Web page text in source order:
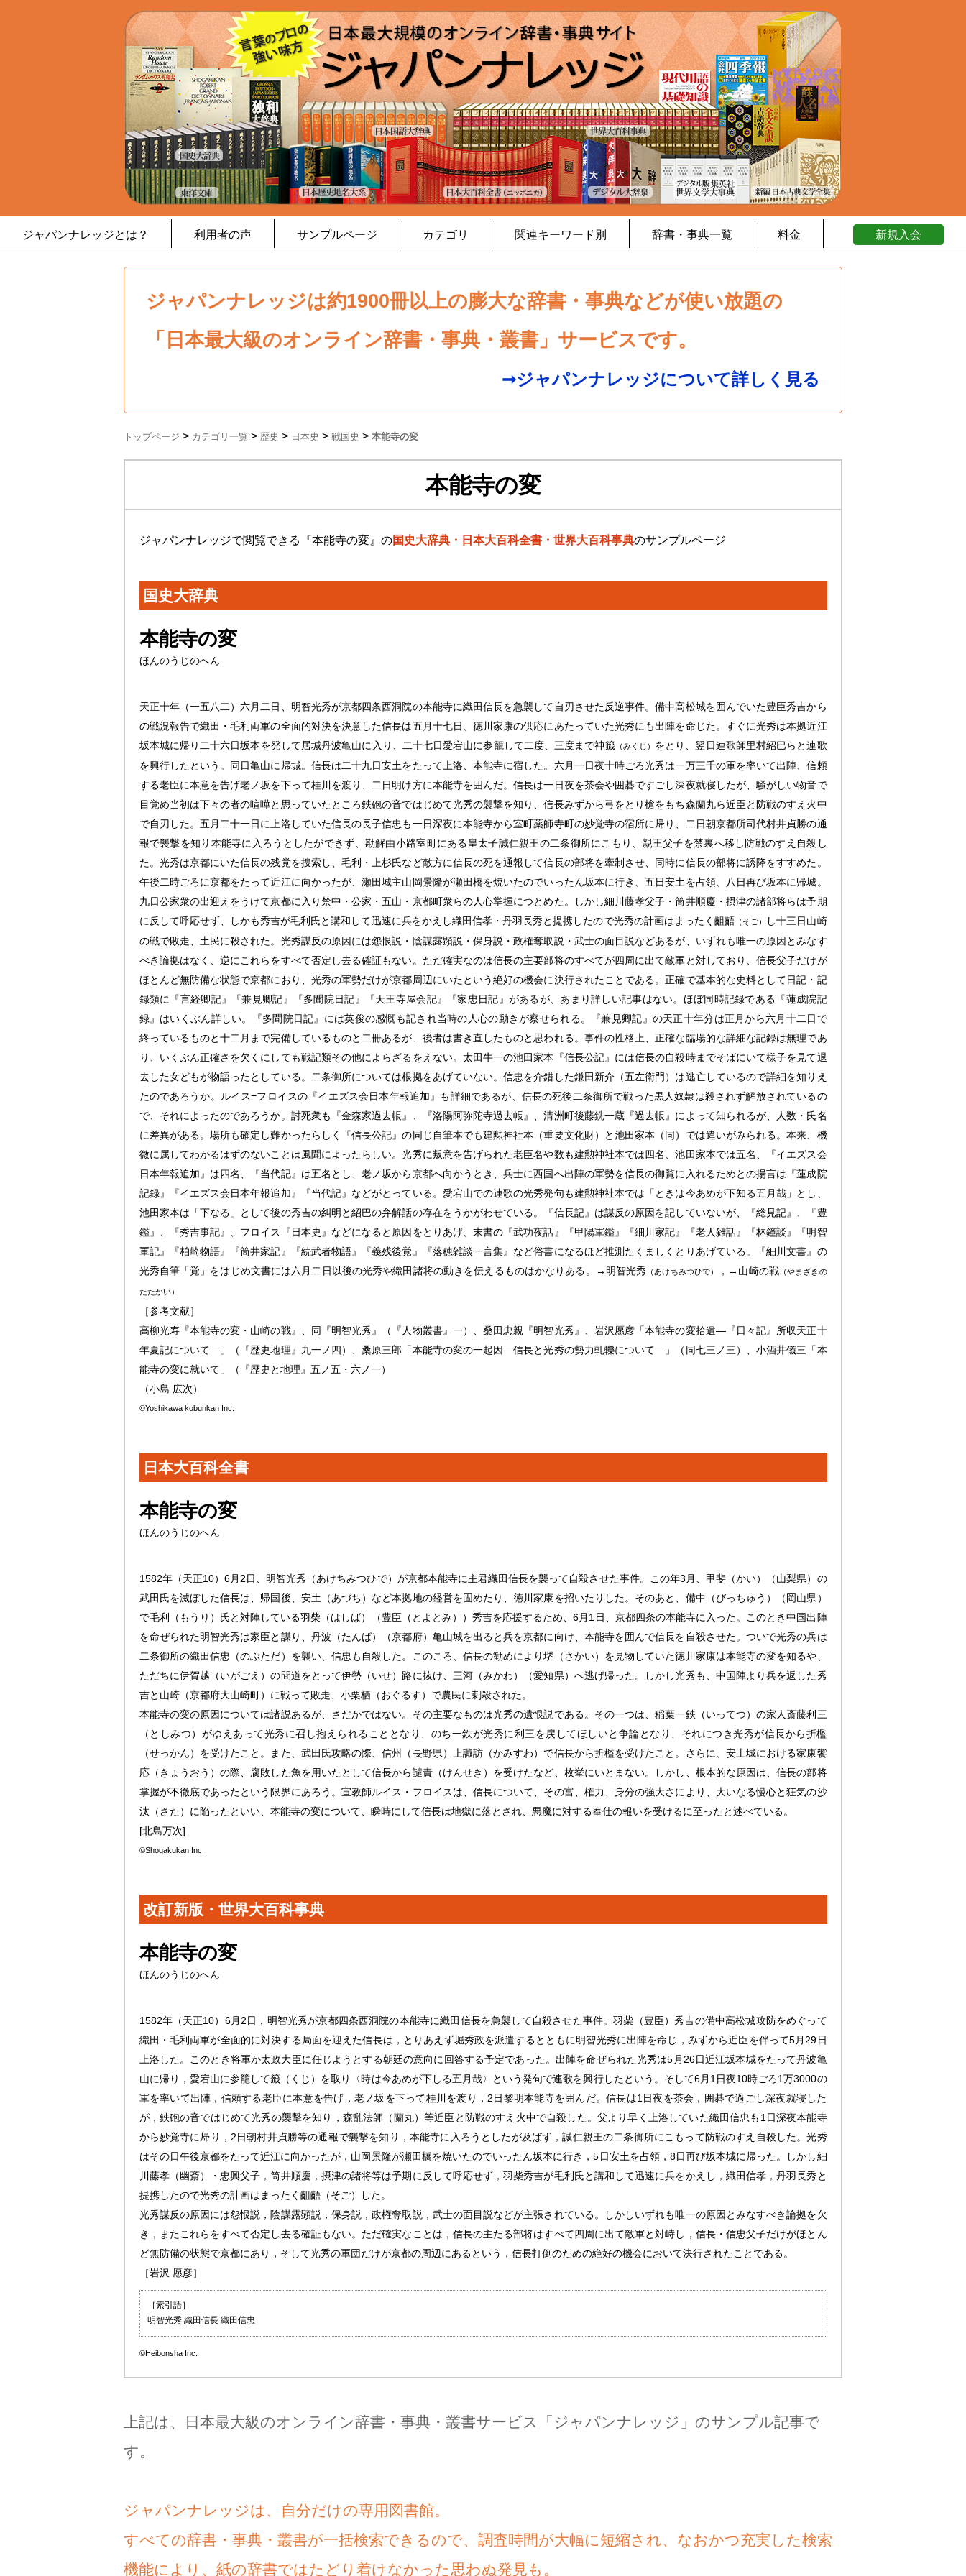
ジャパンナレッジとは？ 利用者の声 サンプルページ カテゴリ 関連キーワード別 辞書・事典一覧 料金 新規入会
ジャパンナレッジは約1900冊以上の膨大な辞書・事典などが使い放題の
「日本最大級のオンライン辞書・事典・叢書」サービスです。
➞ジャパンナレッジについて詳しく見る
トップページ > カテゴリ一覧 > 歴史 > 日本史 > 戦国史 > 本能寺の変
本能寺の変
ジャパンナレッジで閲覧できる『本能寺の変』の国史大辞典・日本大百科全書・世界大百科事典のサンプルページ
国史大辞典
本能寺の変
ほんのうじのへん
天正十年（一五八二）六月二日、明智光秀が京都四条西洞院の本能寺に織田信長を急襲して自刃させた反逆事件。備中高松城を囲んでいた豊臣秀吉から
の戦況報告で織田・毛利両軍の全面的対決を決意した信長は五月十七日、徳川家康の供応にあたっていた光秀にも出陣を命じた。すぐに光秀は本拠近江
坂本城に帰り二十六日坂本を発して居城丹波亀山に入り、二十七日愛宕山に参籠して二度、三度まで神籤（みくじ） をとり、翌日連歌師里村紹巴らと連歌
を興行したという。同日亀山に帰城。信長は二十九日安土をたって上洛、本能寺に宿した。六月一日夜十時ごろ光秀は一万三千の軍を率いて出陣、信頼
する老臣に本意を告げ老ノ坂を下って桂川を渡り、二日明け方に本能寺を囲んだ。信長は一日夜を茶会や囲碁ですごし深夜就寝したが、騒がしい物音で
目覚め当初は下々の者の喧嘩と思っていたところ鉄砲の音ではじめて光秀の襲撃を知り、信長みずから弓をとり槍をもち森蘭丸ら近臣と防戦のすえ火中
で自刃した。五月二十一日に上洛していた信長の長子信忠も一日深夜に本能寺から室町薬師寺町の妙覚寺の宿所に帰り、二日朝京都所司代村井貞勝の通
報で襲撃を知り本能寺に入ろうとしたができず、勘解由小路室町にある皇太子誠仁親王の二条御所にこもり、親王父子を禁裏へ移し防戦のすえ自殺し
た。光秀は京都にいた信長の残党を捜索し、毛利・上杉氏など敵方に信長の死を通報して信長の部将を牽制させ、同時に信長の部将に誘降をすすめた。
午後二時ごろに京都をたって近江に向かったが、瀬田城主山岡景隆が瀬田橋を焼いたのでいったん坂本に行き、五日安土を占領、八日再び坂本に帰城。
九日公家衆の出迎えをうけて京都に入り禁中・公家・五山・京都町衆らの人心掌握につとめた。しかし細川藤孝父子・筒井順慶・摂津の諸部将らは予期
に反して呼応せず、しかも秀吉が毛利氏と講和して迅速に兵をかえし織田信孝・丹羽長秀と提携したので光秀の計画はまったく齟齬 （そご）
し十三日山崎
の戦で敗走、土民に殺された。光秀謀反の原因には怨恨説・陰謀露顕説・保身説・政権奪取説・武士の面目説などあるが、いずれも唯一の原因とみなす
べき論拠はなく、逆にこれらをすべて否定し去る確証もない。ただ確実なのは信長の主要部将のすべてが四周に出て敵軍と対しており、信長父子だけが
ほとんど無防備な状態で京都におり、光秀の軍勢だけが京都周辺にいたという絶好の機会に決行されたことである。正確で基本的な史料として日記・記
録類に『言経卿記』『兼見卿記』『多聞院日記』『天王寺屋会記』『家忠日記』があるが、あまり詳しい記事はない。ほぼ同時記録である『蓮成院記
録』はいくぶん詳しい。『多聞院日記』には英俊の感慨も記され当時の人心の動きが察せられる。『兼見卿記』の天正十年分は正月から六月十二日で
終っているものと十二月まで完備しているものと二冊あるが、後者は書き直したものと思われる。事件の性格上、正確な臨場的な詳細な記録は無理であ
り、いくぶん正確さを欠くにしても戦記類その他によらざるをえない。太田牛一の池田家本『信長公記』には信長の自殺時までそばにいて様子を見て退
去した女どもが物語ったとしている。二条御所については根拠をあげていない。信忠を介錯した鎌田新介（五左衛門）は逃亡しているので詳細を知りえ
たのであろうか。ルイス=フロイスの『イエズス会日本年報追加』も詳細であるが、信長の死後二条御所で戦った黒人奴隷は殺されず解放されているの
で、それによったのであろうか。討死衆も『金森家過去帳』、『洛陽阿弥陀寺過去帳』、清洲町後藤銑一蔵『過去帳』によって知られるが、人数・氏名
に差異がある。場所も確定し難かったらしく『信長公記』の同じ自筆本でも建勲神社本（重要文化財）と池田家本（同）では違いがみられる。本来、機
微に属してわかるはずのないことは風聞によったらしい。光秀に叛意を告げられた老臣名や数も建勲神社本では四名、池田家本では五名、『イエズス会
日本年報追加』は四名、『当代記』は五名とし、老ノ坂から京都へ向かうとき、兵士に西国へ出陣の軍勢を信長の御覧に入れるためとの揚言は『蓮成院
記録』『イエズス会日本年報追加』『当代記』などがとっている。愛宕山での連歌の光秀発句も建勲神社本では「ときは今あめが下知る五月哉」とし、
池田家本は「下なる」として後の秀吉の糾明と紹巴の弁解話の存在をうかがわせている。『信長記』は謀反の原因を記していないが、『総見記』、『豊
鑑』、『秀吉事記』、フロイス『日本史』などになると原因をとりあげ、末書の『武功夜話』『甲陽軍鑑』『細川家記』『老人雑話』『林鐘談』『明智
軍記』『柏崎物語』『筒井家記』『続武者物語』『義残後覚』『落穂雑談一言集』など俗書になるほど推測たくましくとりあげている。『細川文書』の
光秀自筆「覚」をはじめ文書には六月二日以後の光秀や織田諸将の動きを伝えるものはかなりある。→明智光秀
（あけちみつひで） ，→山崎の戦（やまざきの
たたかい）
［参考文献］
高柳光寿『本能寺の変・山崎の戦』、同『明智光秀』（『人物叢書』一）、桑田忠親『明智光秀』、岩沢愿彦「本能寺の変拾遺―『日々記』所収天正十
年夏記について―」（『歴史地理』九一ノ四）、桑原三郎「本能寺の変の一起因―信長と光秀の勢力軋轢について―」（同七三ノ三）、小酒井儀三「本
能寺の変に就いて」（『歴史と地理』五ノ五・六ノ一）
（小島 広次）
©Yoshikawa kobunkan Inc.
日本大百科全書
本能寺の変
ほんのうじのへん
1582年（天正10）6月2日、明智光秀（あけちみつひで）が京都本能寺に主君織田信長を襲って自殺させた事件。この年3月、甲斐（かい）（山梨県）の
武田氏を滅ぼした信長は、帰国後、安土（あづち）など本拠地の経営を固めたり、徳川家康を招いたりした。そのあと、備中（びっちゅう）（岡山県）
で毛利（もうり）氏と対陣している羽柴（はしば）（豊臣（とよとみ））秀吉を応援するため、6月1日、京都四条の本能寺に入った。このとき中国出陣
を命ぜられた明智光秀は家臣と謀り、丹波（たんば）（京都府）亀山城を出ると兵を京都に向け、本能寺を囲んで信長を自殺させた。ついで光秀の兵は
二条御所の織田信忠（のぶただ）を襲い、信忠も自殺した。このころ、信長の勧めにより堺（さかい）を見物していた徳川家康は本能寺の変を知るや、
ただちに伊賀越（いがごえ）の間道をとって伊勢（いせ）路に抜け、三河（みかわ）（愛知県）へ逃げ帰った。しかし光秀も、中国陣より兵を返した秀
吉と山崎（京都府大山崎町）に戦って敗走、小栗栖（おぐるす）で農民に刺殺された。
本能寺の変の原因については諸説あるが、さだかではない。その主要なものは光秀の遺恨説である。その一つは、稲葉一鉄（いってつ）の家人斎藤利三
（としみつ）がゆえあって光秀に召し抱えられることとなり、のち一鉄が光秀に利三を戻してほしいと争論となり、それにつき光秀が信長から折檻
（せっかん）を受けたこと。また、武田氏攻略の際、信州（長野県）上諏訪（かみすわ）で信長から折檻を受けたこと。さらに、安土城における家康饗
応（きょうおう）の際、腐敗した魚を用いたとして信長から譴責（けんせき）を受けたなど、枚挙にいとまない。しかし、根本的な原因は、信長の部将
掌握が不徹底であったという限界にあろう。宣教師ルイス・フロイスは、信長について、その富、権力、身分の強大さにより、大いなる慢心と狂気の沙
汰（さた）に陥ったといい、本能寺の変について、瞬時にして信長は地獄に落とされ、悪魔に対する奉仕の報いを受けるに至ったと述べている。
[北島万次]
©Shogakukan Inc.
改訂新版・世界大百科事典
本能寺の変
ほんのうじのへん
1582年（天正10）6月2日，明智光秀が京都四条西洞院の本能寺に織田信長を急襲して自殺させた事件。羽柴（豊臣）秀吉の備中高松城攻防をめぐって
織田・毛利両軍が全面的に対決する局面を迎えた信長は，とりあえず堀秀政を派遣するとともに明智光秀に出陣を命じ，みずから近臣を伴って5月29日
上洛した。このとき将軍か太政大臣に任じようとする朝廷の意向に回答する予定であった。出陣を命ぜられた光秀は5月26日近江坂本城をたって丹波亀
山に帰り，愛宕山に参籠して籤（くじ）を取り〈時は今あめが下しる五月哉〉という発句で連歌を興行したという。そして6月1日夜10時ごろ1万3000の
軍を率いて出陣，信頼する老臣に本意を告げ，老ノ坂を下って桂川を渡り，2日黎明本能寺を囲んだ。信長は1日夜を茶会，囲碁で過ごし深夜就寝した
が，鉄砲の音ではじめて光秀の襲撃を知り，森乱法師（蘭丸）等近臣と防戦のすえ火中で自殺した。父より早く上洛していた織田信忠も1日深夜本能寺
から妙覚寺に帰り，2日朝村井貞勝等の通報で襲撃を知り，本能寺に入ろうとしたが及ばず，誠仁親王の二条御所にこもって防戦のすえ自殺した。光秀
はその日午後京都をたって近江に向かったが，山岡景隆が瀬田橋を焼いたのでいったん坂本に行き，5日安土を占領，8日再び坂本城に帰った。しかし細
川藤孝（幽斎）・忠興父子，筒井順慶，摂津の諸将等は予期に反して呼応せず，羽柴秀吉が毛利氏と講和して迅速に兵をかえし，織田信孝，丹羽長秀と
提携したので光秀の計画はまったく齟齬（そご）した。
光秀謀反の原因には怨恨説，陰謀露顕説，保身説，政権奪取説，武士の面目説などが主張されている。しかしいずれも唯一の原因とみなすべき論拠を欠
き，またこれらをすべて否定し去る確証もない。ただ確実なことは，信長の主たる部将はすべて四周に出て敵軍と対峙し，信長・信忠父子だけがほとん
ど無防備の状態で京都にあり，そして光秀の軍団だけが京都の周辺にあるという，信長打倒のための絶好の機会において決行されたことである。
［岩沢 愿彦］
［索引語］
明智光秀 織田信長 織田信忠
©Heibonsha Inc.
上記は、日本最大級のオンライン辞書・事典・叢書サービス「ジャパンナレッジ」のサンプル記事で
す。
ジャパンナレッジは、自分だけの専用図書館。
すべての辞書・事典・叢書が一括検索できるので、調査時間が大幅に短縮され、なおかつ充実した検索
機能により、紙の辞書ではたどり着けなかった思わぬ発見も。